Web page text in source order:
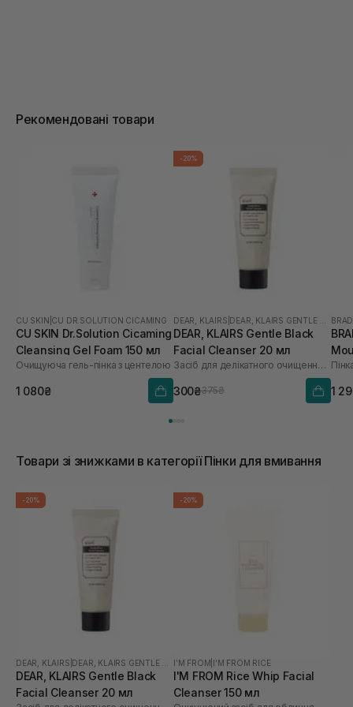
Рекомендовані товари
CU SKIN CU DR.SOLUTION CICAMING
CU SKIN Dr.Solution Cicaming
Cleansing Gel Foam 150 мл
Очищуюча гель-пінка з центелою
1 080₴
-20%
DEAR, KLAIRS
DEAR, KLAIRS Gentle Black
Facial Cleanser 20 мл
Засіб для делікатного очищення обличчя
300₴375₴ 1
Товари зі знижками в категорії Пінки для вмивання
-20%
DEAR, KLAIRS
DEAR, KLAIRS Gentle Black
Facial Cleanser 20 мл
-20%
I'M FROM I'M FROM RICE
I'M FROM Rice Whip Facial
Cleanser 150 мл